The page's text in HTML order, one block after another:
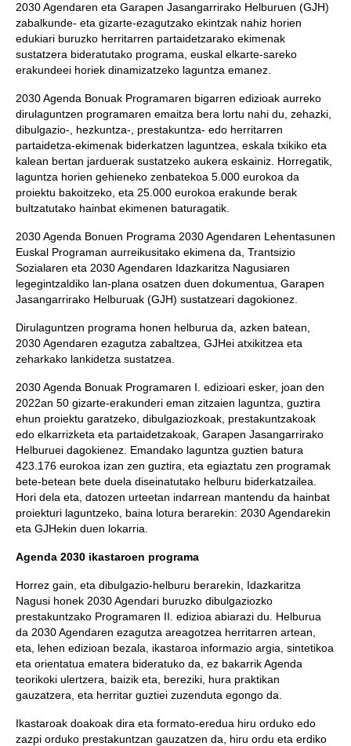
2030 Agendaren eta Garapen Jasangarrirako Helburuen (GJH)
zabalkunde- eta gizarte-ezagutzako ekintzak nahiz horien
edukiari buruzko herritarren partaidetzarako ekimenak
sustatzera bideratutako programa, euskal elkarte-sareko
erakundeei horiek dinamizatzeko laguntza emanez.
2030 Agenda Bonuak Programaren bigarren edizioak aurreko
dirulaguntzen programaren emaitza bera lortu nahi du, zehazki,
dibulgazio-, hezkuntza-, prestakuntza- edo herritarren
partaidetza-ekimenak biderkatzen laguntzea, eskala txikiko eta
kalean bertan jarduerak sustatzeko aukera eskainiz. Horregatik,
laguntza horien gehieneko zenbatekoa 5.000 eurokoa da
proiektu bakoitzeko, eta 25.000 eurokoa erakunde berak
bultzatutako hainbat ekimenen baturagatik.
2030 Agenda Bonuen Programa 2030 Agendaren Lehentasunen
Euskal Programan aurreikusitako ekimena da, Trantsizio
Sozialaren eta 2030 Agendaren Idazkaritza Nagusiaren
legegintzaldiko lan-plana osatzen duen dokumentua, Garapen
Jasangarrirako Helburuak (GJH) sustatzeari dagokionez.
Dirulaguntzen programa honen helburua da, azken batean,
2030 Agendaren ezagutza zabaltzea, GJHei atxikitzea eta
zeharkako lankidetza sustatzea.
2030 Agenda Bonuak Programaren I. edizioari esker, joan den
2022an 50 gizarte-erakunderi eman zitzaien laguntza, guztira
ehun proiektu garatzeko, dibulgaziozkoak, prestakuntzakoak
edo elkarrizketa eta partaidetzakoak, Garapen Jasangarrirako
Helburuei dagokienez. Emandako laguntza guztien batura
423.176 eurokoa izan zen guztira, eta egiaztatu zen programak
bete-betean bete duela diseinatutako helburu biderkatzailea.
Hori dela eta, datozen urteetan indarrean mantendu da hainbat
proiekturi laguntzeko, baina lotura berarekin: 2030 Agendarekin
eta GJHekin duen lokarria.
Agenda 2030 ikastaroen programa
Horrez gain, eta dibulgazio-helburu berarekin, Idazkaritza
Nagusi honek 2030 Agendari buruzko dibulgaziozko
prestakuntzako Programaren II. edizioa abiarazi du. Helburua
da 2030 Agendaren ezagutza areagotzea herritarren artean,
eta, lehen edizioan bezala, ikastaroa informazio argia, sintetikoa
eta orientatua ematera bideratuko da, ez bakarrik Agenda
teorikoki ulertzera, baizik eta, bereziki, hura praktikan
gauzatzera, eta herritar guztiei zuzenduta egongo da.
Ikastaroak doakoak dira eta formato-eredua hiru orduko edo
zazpi orduko prestakuntzan gauzatzen da, hiru ordu eta erdiko